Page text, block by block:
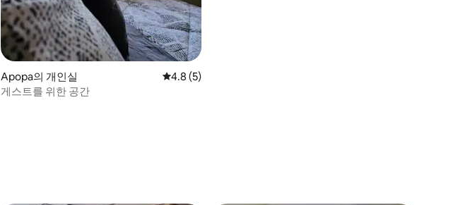
Apopa의 개인실 평점 4.8점(5점 만점), 후기 5개
4.8 (5)
게스트를 위한 공간